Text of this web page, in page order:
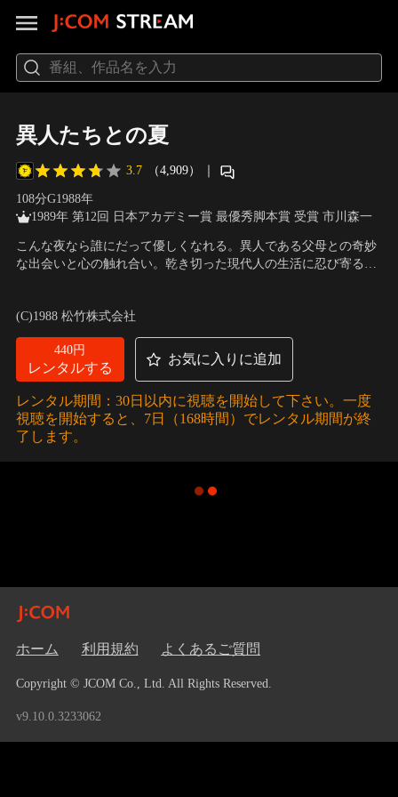
異人たちとの夏
3.7 （4,909） ｜
108分G1988年
1989年 第12回 日本アカデミー賞 最優秀脚本賞 受賞 市川森一
こんな夜なら誰にだって優しくなれる。異人である父母との奇妙
な出会いと心の触れ合い。乾き切った現代人の生活に忍び寄る孤
(C)1988 松竹株式会社
440円
レンタルする
お気に入りに追加
レンタル期間：30日以内に視聴を開始して下さい。一度
視聴を開始すると、7日（168時間）でレンタル期間が終
了します。
ホーム 利用規約 よくあるご質問
Copyright © JCOM Co., Ltd. All Rights Reserved.
v9.10.0.3233062